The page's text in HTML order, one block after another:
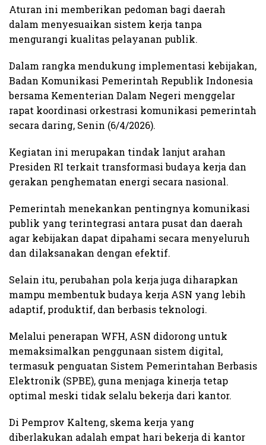
Aturan ini memberikan pedoman bagi daerah
dalam menyesuaikan sistem kerja tanpa
mengurangi kualitas pelayanan publik.
Dalam rangka mendukung implementasi kebijakan,
Badan Komunikasi Pemerintah Republik Indonesia
bersama Kementerian Dalam Negeri menggelar
rapat koordinasi orkestrasi komunikasi pemerintah
secara daring, Senin (6/4/2026).
Kegiatan ini merupakan tindak lanjut arahan
Presiden RI terkait transformasi budaya kerja dan
gerakan penghematan energi secara nasional.
Pemerintah menekankan pentingnya komunikasi
publik yang terintegrasi antara pusat dan daerah
agar kebijakan dapat dipahami secara menyeluruh
dan dilaksanakan dengan efektif.
Selain itu, perubahan pola kerja juga diharapkan
mampu membentuk budaya kerja ASN yang lebih
adaptif, produktif, dan berbasis teknologi.
Melalui penerapan WFH, ASN didorong untuk
memaksimalkan penggunaan sistem digital,
termasuk penguatan Sistem Pemerintahan Berbasis
Elektronik (SPBE), guna menjaga kinerja tetap
optimal meski tidak selalu bekerja dari kantor.
Di Pemprov Kalteng, skema kerja yang
diberlakukan adalah empat hari bekerja di kantor